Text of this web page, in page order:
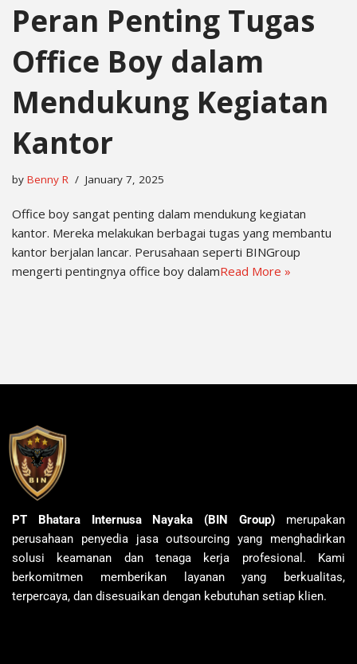
Peran Penting Tugas
Office Boy dalam
Mendukung Kegiatan
Kantor
by Benny R January 7, 2025
Office boy sangat penting dalam mendukung kegiatan
kantor. Mereka melakukan berbagai tugas yang membantu
kantor berjalan lancar. Perusahaan seperti BINGroup
mengerti pentingnya office boy dalamRead More »
PT Bhatara Internusa Nayaka (BIN Group) merupakan
perusahaan penyedia jasa outsourcing yang menghadirkan
solusi keamanan dan tenaga kerja profesional. Kami
berkomitmen memberikan layanan yang berkualitas,
terpercaya, dan disesuaikan dengan kebutuhan setiap klien.